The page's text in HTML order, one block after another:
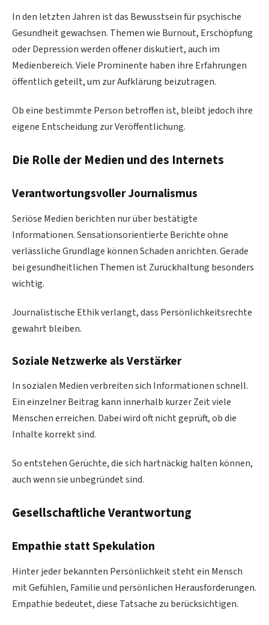
In den letzten Jahren ist das Bewusstsein für psychische
Gesundheit gewachsen. Themen wie Burnout, Erschöpfung
oder Depression werden offener diskutiert, auch im
Medienbereich. Viele Prominente haben ihre Erfahrungen
öffentlich geteilt, um zur Aufklärung beizutragen.
Ob eine bestimmte Person betroffen ist, bleibt jedoch ihre
eigene Entscheidung zur Veröffentlichung.
Die Rolle der Medien und des Internets
Verantwortungsvoller Journalismus
Seriöse Medien berichten nur über bestätigte
Informationen. Sensationsorientierte Berichte ohne
verlässliche Grundlage können Schaden anrichten. Gerade
bei gesundheitlichen Themen ist Zurückhaltung besonders
wichtig.
Journalistische Ethik verlangt, dass Persönlichkeitsrechte
gewahrt bleiben.
Soziale Netzwerke als Verstärker
In sozialen Medien verbreiten sich Informationen schnell.
Ein einzelner Beitrag kann innerhalb kurzer Zeit viele
Menschen erreichen. Dabei wird oft nicht geprüft, ob die
Inhalte korrekt sind.
So entstehen Gerüchte, die sich hartnäckig halten können,
auch wenn sie unbegründet sind.
Gesellschaftliche Verantwortung
Empathie statt Spekulation
Hinter jeder bekannten Persönlichkeit steht ein Mensch
mit Gefühlen, Familie und persönlichen Herausforderungen.
Empathie bedeutet, diese Tatsache zu berücksichtigen.